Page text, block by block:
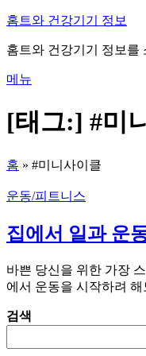
내
으
바
기
홈트와 건강기기 정보
홈트와 건강기기 정보를
메뉴
[태그:] #미
홈 » #미니사이클
운동/피트니스
집에서 일과 운
바쁜 당신을 위한 가장
에서 운동을 시작하려
검색